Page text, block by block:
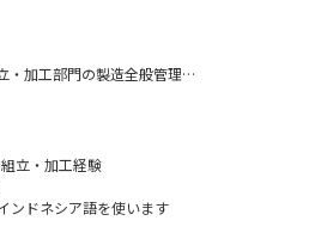
目標(SDGs)の実現のためには、資源循環は
パニーでは銅製錬所等生産現場の機能を活か
す。そのためには安定的な原料の集荷とリサ
品の安定的な販売は不可欠です。原料集荷、
業務です。
・加工部門の製造全般管理
効率化への取り組み／品質向上に向けた改
成／マネジメント
営、補佐
件＞
立・加工経験
ンドネシア語を使います